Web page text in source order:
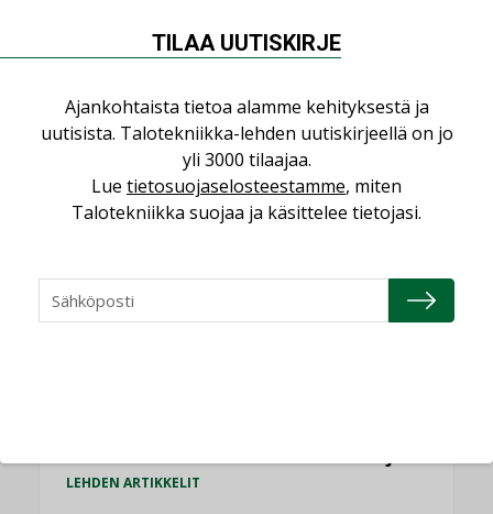
into-digital31.1.201730.5.2022AjankohtaistaGarantia,
,LVI-urakointi,Sirpa-Liisa Heino
takaus- ja rahoitusjärjestelyt,UrakointiKommentoi
Urakkaa pukkaa – mutta millä riskillä?
LEHDEN ARTIKKELIT
TILAA UUTISKIRJE
Ajankohtaista tietoa alamme kehityksestä ja
uutisista. Talotekniikka-lehden uutiskirjeellä on jo
yli 3000 tilaajaa.
Lue tietosuojaselosteestamme, miten
Talotekniikka suojaa ja käsittelee tietojasi.